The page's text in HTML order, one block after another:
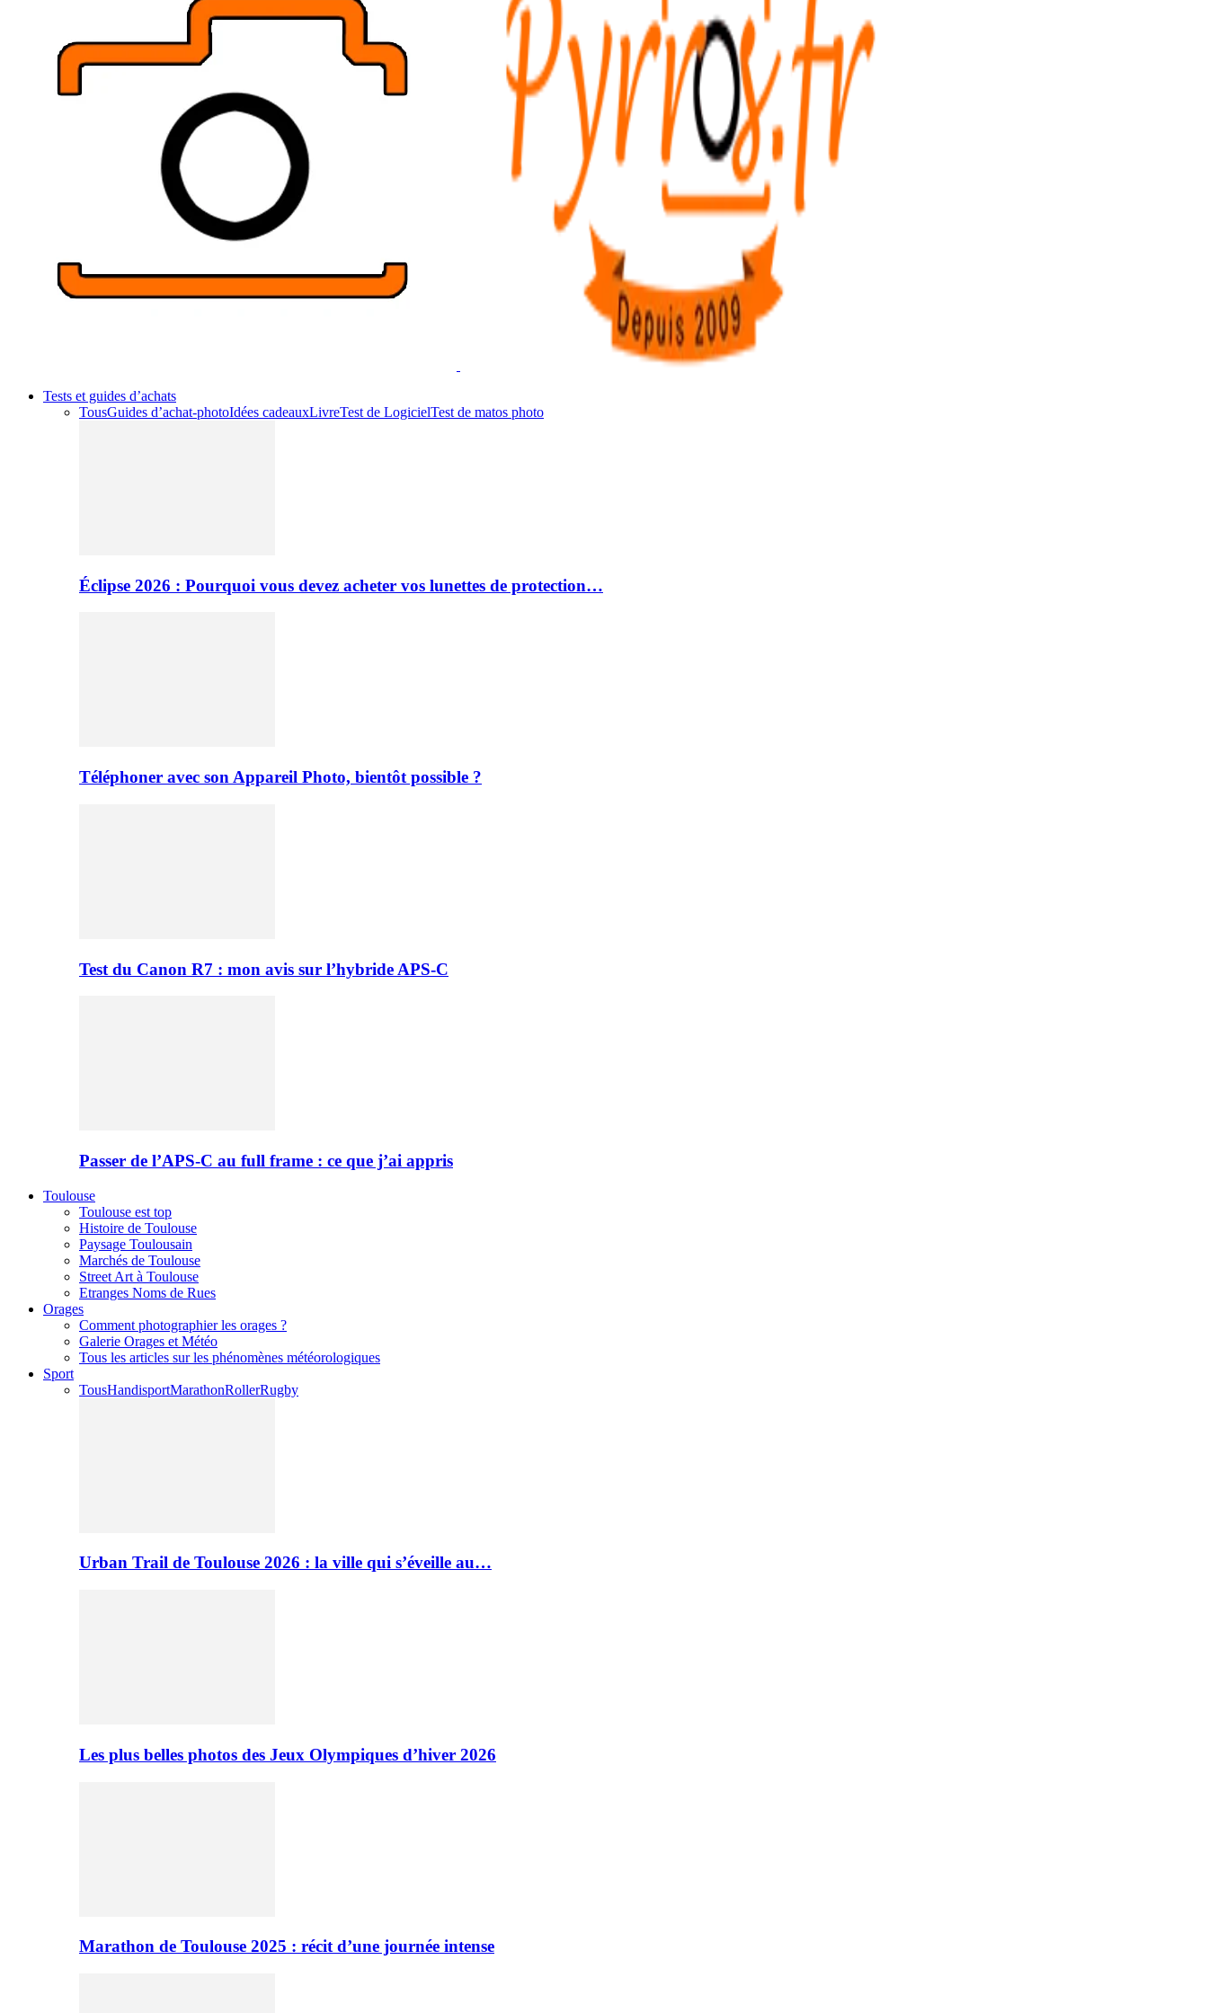
Tests et guides d’achats
TousGuides d’achat-photoIdées cadeauxLivreTest de LogicielTest de matos photo
Éclipse 2026 : Pourquoi vous devez acheter vos lunettes de protection…
Téléphoner avec son Appareil Photo, bientôt possible ?
Test du Canon R7 : mon avis sur l’hybride APS-C
Passer de l’APS-C au full frame : ce que j’ai appris
Toulouse
Toulouse est top
Histoire de Toulouse
Paysage Toulousain
Marchés de Toulouse
Street Art à Toulouse
Etranges Noms de Rues
Orages
Comment photographier les orages ?
Galerie Orages et Météo
Tous les articles sur les phénomènes météorologiques
Sport
TousHandisportMarathonRollerRugby
Urban Trail de Toulouse 2026 : la ville qui s’éveille au…
Les plus belles photos des Jeux Olympiques d’hiver 2026
Marathon de Toulouse 2025 : récit d’une journée intense